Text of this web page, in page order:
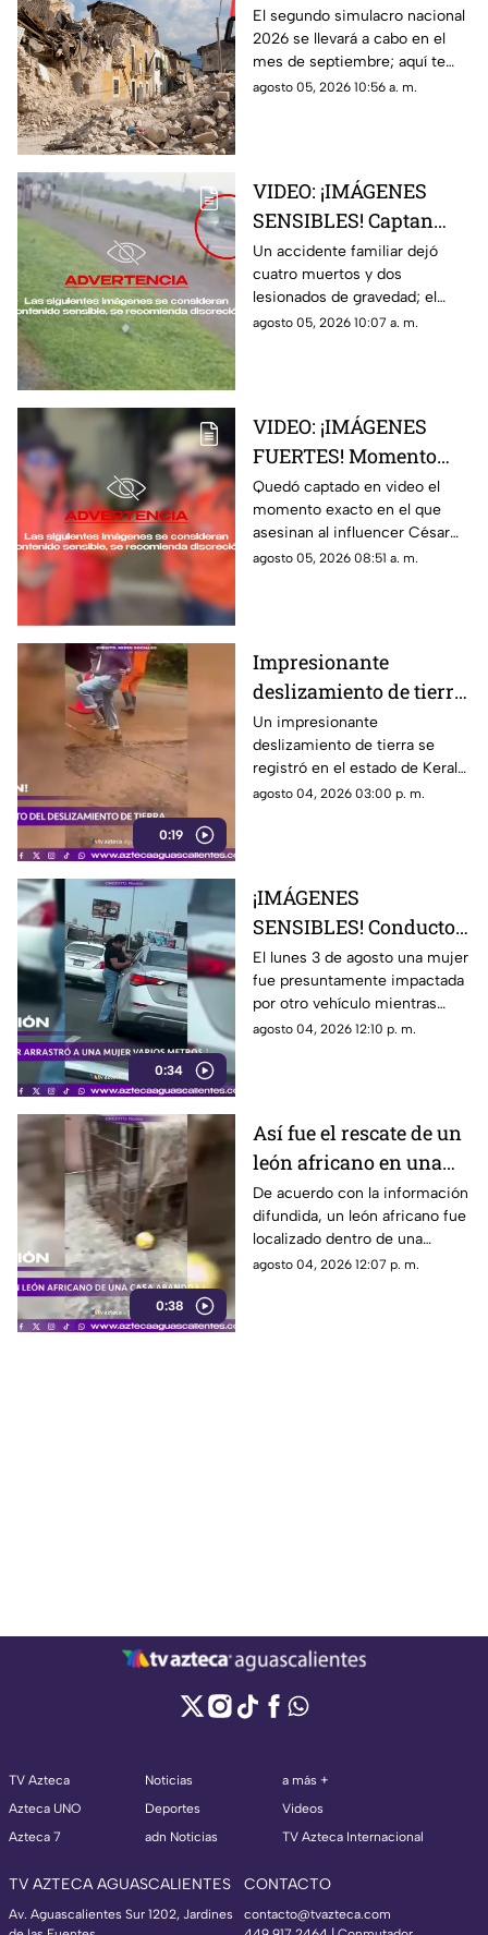
Aguascalientes? Fecha
para el segundo
simulacro nacional
2026
El segundo simulacro nacional
2026 se llevará a cabo en el
mes de septiembre; aquí te
contamos más sobre la fecha y
agosto 05, 2026 10:56 a. m.
VIDEO: ¡IMÁGENES
SENSIBLES! Captan
brutal accidente
familiar que dejó 4
muertos y 2 lesionados
Un accidente familiar dejó
cuatro muertos y dos
lesionados de gravedad; el
momento quedó captado en
agosto 05, 2026 10:07 a. m.
VIDEO: ¡IMÁGENES
FUERTES! Momento
exacto en el que
asesinan a influencer
César Gastélum
durante transmisión
Quedó captado en video el
momento exacto en el que
asesinan al influencer César
Gastélum durante una
agosto 05, 2026 08:51 a. m.
0:19
Impresionante
deslizamiento de tierra
en India durante
intensas lluvias
monzónicas
Un impresionante
deslizamiento de tierra se
registró en el estado de Kerala,
India, donde las intensas
derrumbes
agosto 04, 2026 03:00 p. m.
0:34
¡IMÁGENES
SENSIBLES! Conductor
arrastró a una mujer
varios metros tras
accidente en Monterrey
El lunes 3 de agosto una mujer
fue presuntamente impactada
por otro vehículo mientras
circulaba sobre el paso elevado
agosto 04, 2026 12:10 p. m.
0:38
Así fue el rescate de un
león africano en una
casa abandonada en
Tamaulipas
De acuerdo con la información
difundida, un león africano fue
localizado dentro de una
vivienda abandonada en
agosto 04, 2026 12:07 p. m.
TV Azteca
Azteca UNO
Azteca 7
Noticias
Deportes
adn Noticias
a más +
Videos
TV Azteca Internacional
TV AZTECA AGUASCALIENTES
Av. Aguascalientes Sur 1202, Jardines
CONTACTO
contacto@tvazteca.com